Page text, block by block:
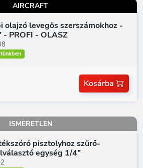
AIRCRAFT
olajzó levegős szerszámokhoz -
- PROFI - OLASZ
Kosárba
ISMERETLEN
pisztolyhoz szűrő-
egység 1/4"